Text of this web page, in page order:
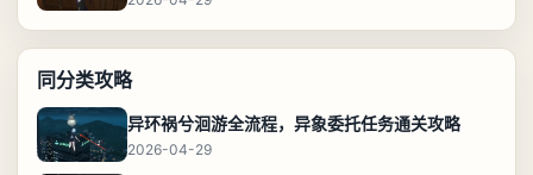
同分类攻略
异环祸兮洄游全流程，异象委托任务通关攻略
2026-04-29